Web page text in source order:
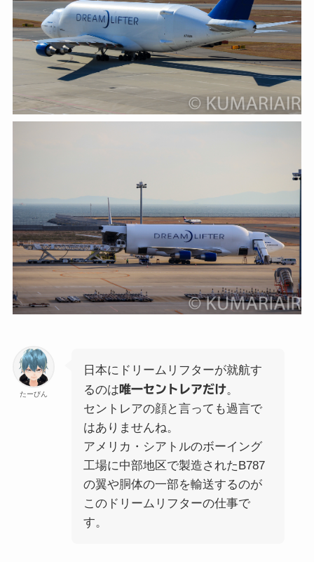
たーびん
日本にドリームリフターが就航す
るのは 唯一セントレアだけ。
セントレアの顔と言っても過言で
はありませんね。
アメリカ・シアトルのボーイング
工場に中部地区で製造されたB787
の翼や胴体の一部を輸送するのが
このドリームリフターの仕事で
す。